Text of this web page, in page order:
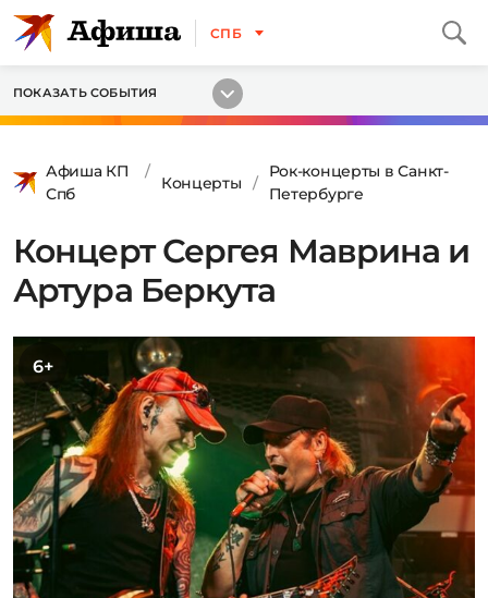
СПБ
ПОКАЗАТЬ СОБЫТИЯ
Афиша КП
Спб
Концерты
Рок-концерты в Санкт-
Петербурге
Концерт Сергея Маврина и
Артура Беркута
6+